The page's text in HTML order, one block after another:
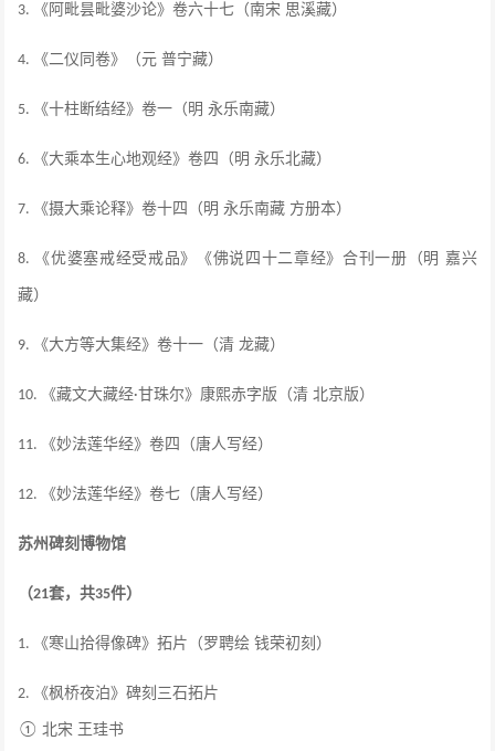
3. 《阿毗昙毗婆沙论》卷六十七（南宋 思溪藏）
4. 《二仪同卷》（元 普宁藏）
5. 《十柱断结经》卷一（明 永乐南藏）
6. 《大乘本生心地观经》卷四（明 永乐北藏）
7. 《摄大乘论释》卷十四（明 永乐南藏 方册本）
8. 《优婆塞戒经受戒品》《佛说四十二章经》合刊一册（明 嘉兴
藏）
9. 《大方等大集经》卷十一（清 龙藏）
10. 《藏文大藏经·甘珠尔》康熙赤字版（清 北京版）
11. 《妙法莲华经》卷四（唐人写经）
12. 《妙法莲华经》卷七（唐人写经）
苏州碑刻博物馆
（21套，共35件）
1. 《寒山拾得像碑》拓片（罗聘绘 钱荣初刻）
2. 《枫桥夜泊》碑刻三石拓片
①北宋 王珪书